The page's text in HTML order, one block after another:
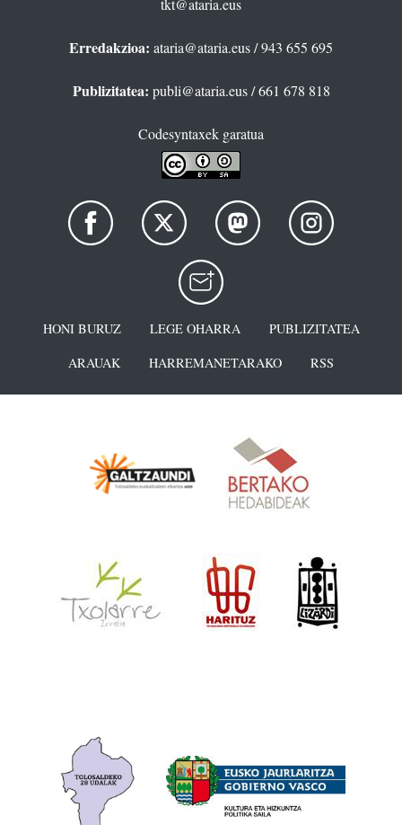
tkt@ataria.eus
Erredakzioa: ataria@ataria.eus/ 943 655 695
Publizitatea: publi@ataria.eus/ 661 678 818
Codesyntaxek garatua
HONI BURUZ LEGE OHARRA
PUBLIZITATEA
ARAUAK
HARREMANETARAKO RSS